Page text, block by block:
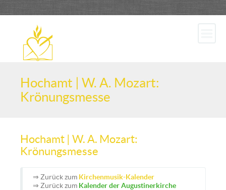
Hochamt | W. A. Mozart:
Krönungsmesse
Hochamt | W. A. Mozart:
Krönungsmesse
⇒ Zurück zum Kirchenmusik-Kalender
⇒ Zurück zum Kalender der Augustinerkirche